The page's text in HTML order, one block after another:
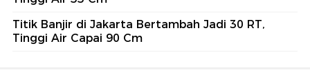
Titik Banjir di Jakarta Bertambah Jadi 30 RT,
Tinggi Air Capai 90 Cm